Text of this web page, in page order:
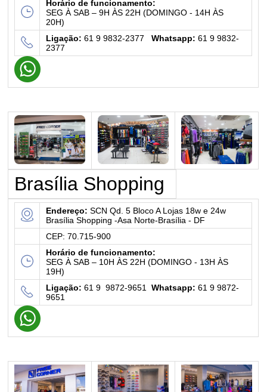
Horário de funcionamento:
SEG À SAB – 9H ÀS 22H (DOMINGO - 14H ÀS
20H)
Ligação: 61 9 9832-2377Whatsapp: 61 9 9832-
2377
Brasília Shopping
Endereço: SCN Qd. 5 Bloco A Lojas 18w e 24w
Brasília Shopping -Asa Norte-Brasília - DF
CEP: 70.715-900
Horário de funcionamento:
SEG À SAB – 10H ÀS 22H (DOMINGO - 13H ÀS
19H)
Ligação: 61 9 9872-9651Whatsapp: 61 9 9872-
9651